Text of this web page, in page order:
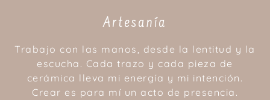
Artesanía
Trabajo con las manos, desde la lentitud y la
escucha. Cada trazo y cada pieza de
cerámica lleva mi energía y mi intención.
Crear es para mí un acto de presencia.